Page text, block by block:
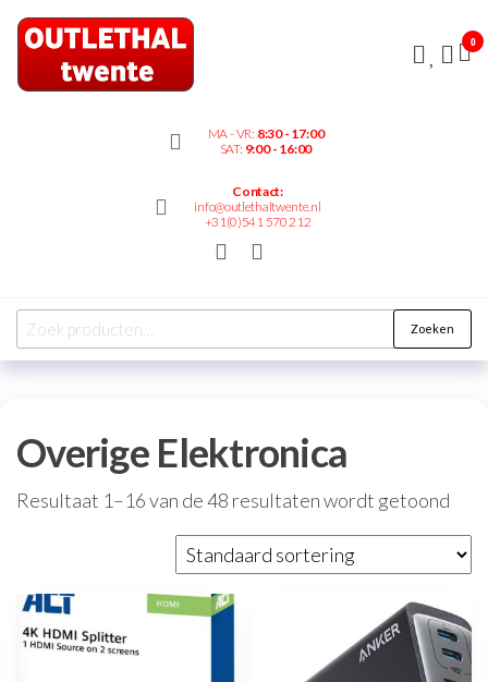
Outlethaltwente.nl
MA - VR: 8:30 - 17:00
SAT: 9:00 - 16:00
Contact:
info@outlethaltwente.nl
+31(0)541 570 212
0
Zoeken
Overige Elektronica
Resultaat 1–16 van de 48 resultaten wordt getoond